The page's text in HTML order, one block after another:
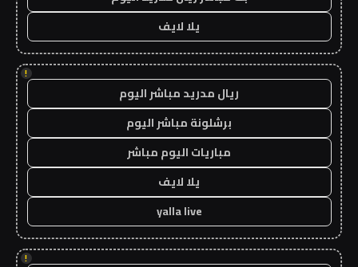
يلا لايف
!
ريال مدريد مباشر اليوم
برشلونة مباشر اليوم
مباريات اليوم مباشر
يلا لايف
yalla live
!